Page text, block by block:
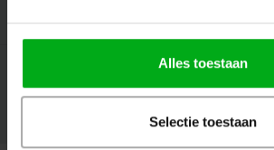
Alles toestaan
Selectie toestaan
© Copyright 2026 Megalight sa/nv - Theme by